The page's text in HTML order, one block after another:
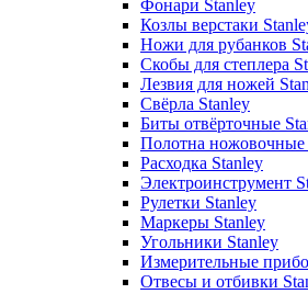
Фонари Stanley
Козлы верстаки
Ножи для рубанков
Скобы для степлера
Лезвия для ножей
Свёрла Stanley
Биты отвёрточные
Полотна ножовочные
Расходка Stanley
Электроинструмент
Рулетки Stanley
Маркеры Stanley
Угольники Stanley
Измерительные
Отвесы и отбивки